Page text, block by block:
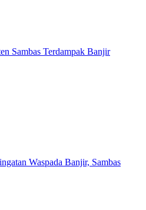
Sambas Terdampak Banjir
Waspada Banjir, Sambas